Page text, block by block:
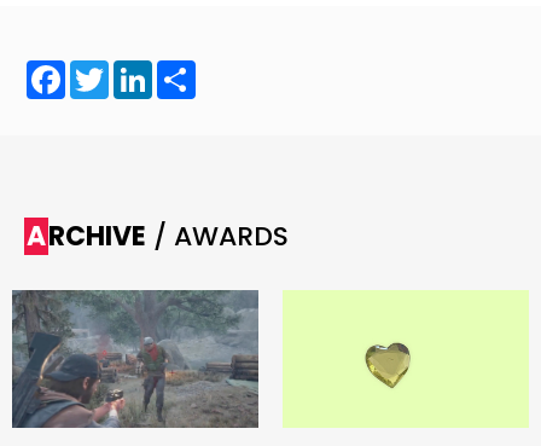
Facebook
TwitterLinkedIn
ARCHIVE / AWARDS